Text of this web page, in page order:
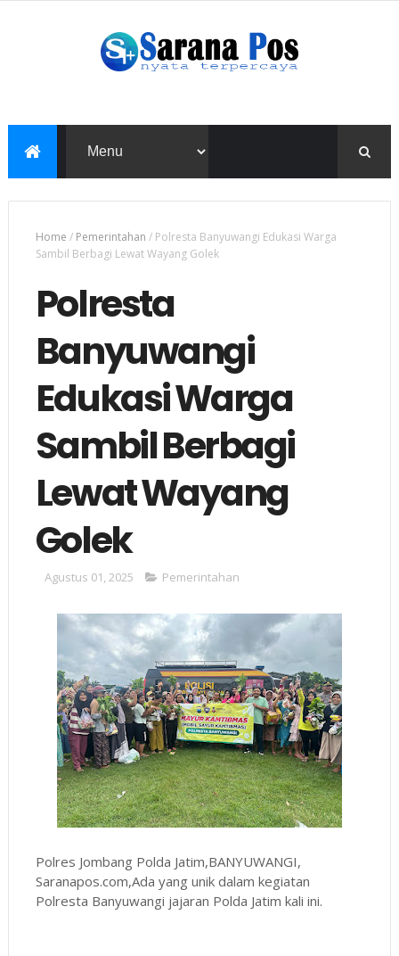
Home / Pemerintahan / Polresta Banyuwangi Edukasi Warga
Sambil Berbagi Lewat Wayang Golek
Polresta
Banyuwangi
Edukasi Warga
Sambil Berbagi
Lewat Wayang
Golek
Agustus 01, 2025 Pemerintahan
Polres Jombang Polda Jatim,BANYUWANGI,
Saranapos.com,Ada yang unik dalam kegiatan
Polresta Banyuwangi jajaran Polda Jatim kali ini.